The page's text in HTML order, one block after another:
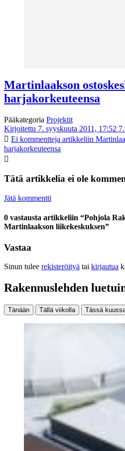
Martinlaakson
harjakorkeuteensa
Pääkategoria Projektit
Kirjoitettu 7. syyskuuta 2011, 17:52
Ei kommentteja artikkeliin
harjakorkeuteensa
Tätä artikkelia ei ole
Jätä kommentti
0 vastausta artikkeliin “Pohjola
Martinlaakson liikekeskuksen”
Vastaa
Sinun tulee rekisteröityä tai kirjautua
Rakennuslehden
Tänään Tällä viikolla Tässä